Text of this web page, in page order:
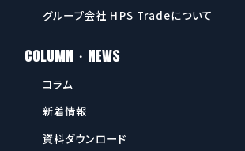
グループ会社 HPS Tradeについて
COLUMN・NEWS
コラム
新着情報
資料ダウンロード